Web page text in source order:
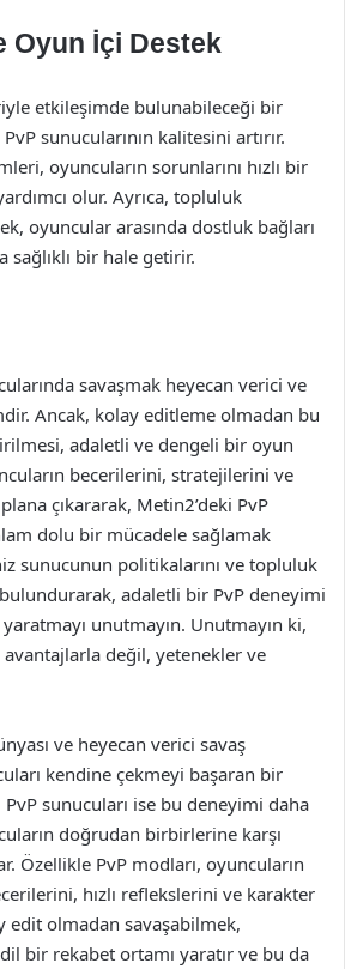
Oyun İçi Destek
etkileşimde bulunabileceği bir
sunucularının kalitesini artırır.
oyuncuların sorunlarını hızlı bir
olur. Ayrıca, topluluk
oyuncular arasında dostluk bağları
sağlıklı bir hale getirir.
savaşmak heyecan verici ve
Ancak, kolay editleme olmadan bu
adaletli ve dengeli bir oyun
becerilerini, stratejilerini ve
plana çıkararak, Metin2’deki PvP
dolu bir mücadele sağlamak
sunucunun politikalarını ve topluluk
bulundurarak, adaletli bir PvP deneyimi
unutmayın. Unutmayın ki,
avantajlarla değil, yetenekler ve
ve heyecan verici savaş
kendine çekmeyi başaran bir
PvP sunucuları ise bu deneyimi daha
doğrudan birbirlerine karşı
Özellikle PvP modları, oyuncuların
hızlı reflekslerini ve karakter
edit olmadan savaşabilmek,
bir rekabet ortamı yaratır ve bu da